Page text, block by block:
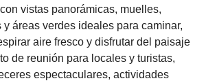
vistas panorámicas, muelles,
áreas verdes ideales para caminar,
aire fresco y disfrutar del paisaje
de reunión para locales y turistas,
espectaculares, actividades